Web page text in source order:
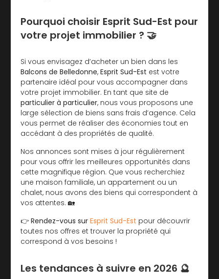
Pourquoi choisir Esprit Sud-Est pour
votre projet immobilier ? 🤝
Si vous envisagez d’acheter un bien dans les
Balcons de Belledonne,Esprit Sud-Est est votre
partenaire idéal pour vous accompagner dans
votre projet immobilier. En tant que site de
particulier à particulier, nous vous proposons une
large sélection de biens sans frais d’agence. Cela
vous permet de réaliser des économies tout en
accédant à des propriétés de qualité.
Nos annonces sont mises à jour régulièrement
pour vous offrir les meilleures opportunités dans
cette magnifique région. Que vous recherchiez
une maison familiale, un appartement ou un
chalet, nous avons des biens qui correspondent à
vos attentes. 🏡
👉Rendez-vous surEsprit Sud-Est pour découvrir
toutes nos offres et trouver la propriété qui
correspond à vos besoins !
Les tendances à suivre en 2026 🔮